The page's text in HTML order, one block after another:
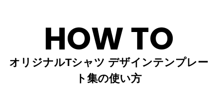
HOW TO
オリジナルTシャツ デザインテンプレー
ト集の使い方